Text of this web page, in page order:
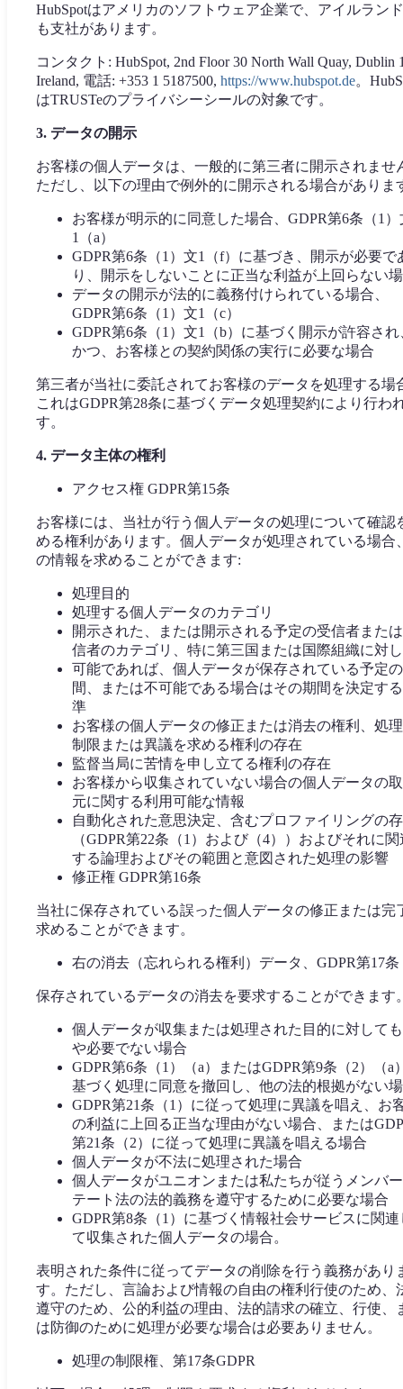
HubSpotはアメリカのソフトウェア企業で、アイルラン
も支社があります。
コンタクト: HubSpot, 2nd Floor 30 North Wall Quay, Dublin
Ireland, 電話: +353 1 5187500, https://www.hubspot.de。
はTRUSTeのプライバシーシールの対象です。
3. データの開示
お客様の個人データは、一般的に第三者に開示されませ
ただし、以下の理由で例外的に開示される場合がありま
お客様が明示的に同意した場合、GDPR第6条（1）
1（a）
GDPR第6条（1）文1（f）に基づき、開示が必要で
り、開示をしないことに正当な利益が上回らない
データの開示が法的に義務付けられている場合、
GDPR第6条（1）文1（c）
GDPR第6条（1）文1（b）に基づく開示が許容され
かつ、お客様との契約関係の実行に必要な場合
第三者が当社に委託されてお客様のデータを処理する場
これはGDPR第28条に基づくデータ処理契約により行わ
す。
4. データ主体の権利
アクセス権 GDPR第15条
お客様には、当社が行う個人データの処理について確認
める権利があります。個人データが処理されている場合
の情報を求めることができます:
処理目的
処理する個人データのカテゴリ
開示された、または開示される予定の受信者また
信者のカテゴリ、特に第三国または国際組織に対
可能であれば、個人データが保存されている予定
間、または不可能である場合はその期間を決定す
準
お客様の個人データの修正または消去の権利、処
制限または異議を求める権利の存在
監督当局に苦情を申し立てる権利の存在
お客様から収集されていない場合の個人データの
元に関する利用可能な情報
自動化された意思決定、含むプロファイリングの
（GDPR第22条（1）および（4））およびそれに関
する論理およびその範囲と意図された処理の影響
修正権 GDPR第16条
当社に保存されている誤った個人データの修正または完
求めることができます。
右の消去（忘れられる権利）データ、GDPR第17条
保存されているデータの消去を要求することができます
個人データが収集または処理された目的に対して
や必要でない場合
GDPR第6条（1）（a）またはGDPR第9条（2）（a
基づく処理に同意を撤回し、他の法的根拠がない
GDPR第21条（1）に従って処理に異議を唱え、お
の利益に上回る正当な理由がない場合、または
第21条（2）に従って処理に異議を唱える場合
個人データが不法に処理された場合
個人データがユニオンまたは私たちが従うメンバ
テート法の法的義務を遵守するために必要な場合
GDPR第8条（1）に基づく情報社会サービスに関連
て収集された個人データの場合。
表明された条件に従ってデータの削除を行う義務があり
す。ただし、言論および情報の自由の権利行使のため、
遵守のため、公的利益の理由、法的請求の確立、行使、
は防御のために処理が必要な場合は必要ありません。
処理の制限権、第17条GDPR